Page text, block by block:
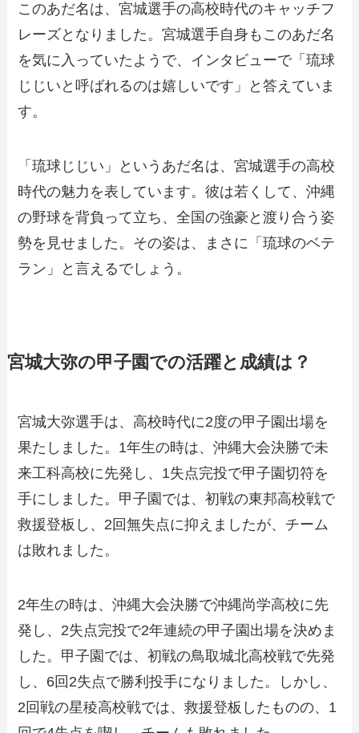
このあだ名は、宮城選手の高校時代のキャッチフ
レーズとなりました。宮城選手自身もこのあだ名
を気に入っていたようで、インタビューで「琉球
じじいと呼ばれるのは嬉しいです」と答えていま
す。
「琉球じじい」というあだ名は、宮城選手の高校
時代の魅力を表しています。彼は若くして、沖縄
の野球を背負って立ち、全国の強豪と渡り合う姿
勢を見せました。その姿は、まさに「琉球のベテ
ラン」と言えるでしょう。
宮城大弥の甲子園での活躍と成績は？
宮城大弥選手は、高校時代に2度の甲子園出場を
果たしました。1年生の時は、沖縄大会決勝で未
来工科高校に先発し、1失点完投で甲子園切符を
手にしました。甲子園では、初戦の東邦高校戦で
救援登板し、2回無失点に抑えましたが、チーム
は敗れました。
2年生の時は、沖縄大会決勝で沖縄尚学高校に先
発し、2失点完投で2年連続の甲子園出場を決めま
した。甲子園では、初戦の鳥取城北高校戦で先発
し、6回2失点で勝利投手になりました。しかし、
2回戦の星稜高校戦では、救援登板したものの、1